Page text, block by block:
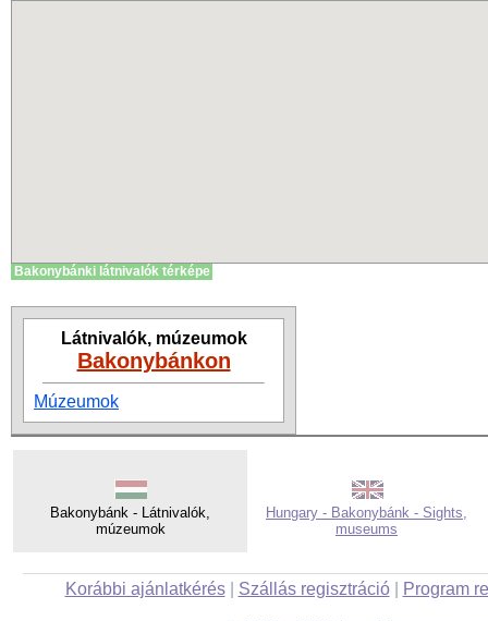
Bakonybánki látnivalók térképe
Látnivalók, múzeumok
Bakonybánkon
Múzeumok
Bakonybánk - Látnivalók,
múzeumok
Hungary - Bakonybánk - Sights,
museums
Korábbi ajánlatkérés| Szállás regisztráció| Program